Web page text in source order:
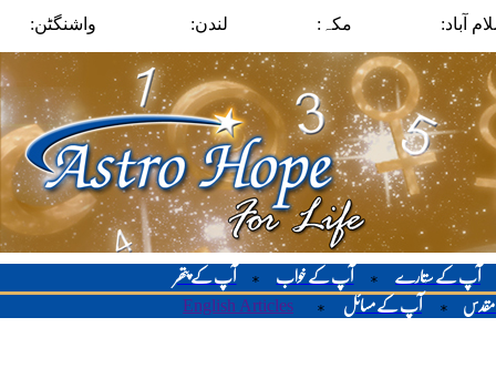
آباد: مکہ: لندن: واشنگٹن:
آپ کے ستارے * آپ کے خواب * آپ کے پتھر
مقدس * آپ کے مسائل *
English Articles